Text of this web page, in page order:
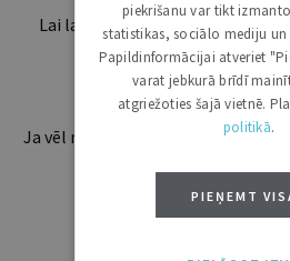
Lai lasītu šo rakstu tālāk, Tev
Esošos abonentus
Ja vēl neesi abonents, aicinām
ABONĒT
piekrišanu var tikt
statistikas, sociālo mediju
Papildinformācijai atveriet
varat jebkurā brīdī
atgriežoties šajā vietnē.
politikā.
PIEŅEMT